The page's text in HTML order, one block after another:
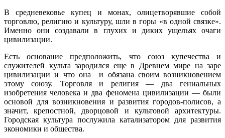
В средневековье купец и монах, олицетворявшие собой
торговлю, религию и культуру, шли в горы «в одной связке».
Именно они создавали в глухих и диких ущельях очаги
цивилизации.
Есть основание предположить, что союз купечества и
служителей культа зародился еще в Древнем мире на заре
цивилизации и что она и обязана своим возникновением
этому союзу. Торговля и религия — два гениальных
изобретения человека и два феномена цивилизации — были
основой для возникновения и развития городов-полисов, а
значит, крепостной, дворцовой и культовой архитектуры.
Городская культура послужила катализатором для развития
экономики и общества.